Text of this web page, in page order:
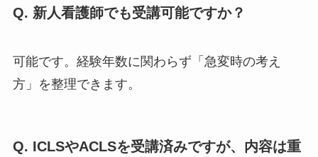
Q. 新人看護師でも受講可能ですか？
可能です。経験年数に関わらず「急変時の考え
方」を整理できます。
Q. ICLSやACLSを受講済みですが、内容は重